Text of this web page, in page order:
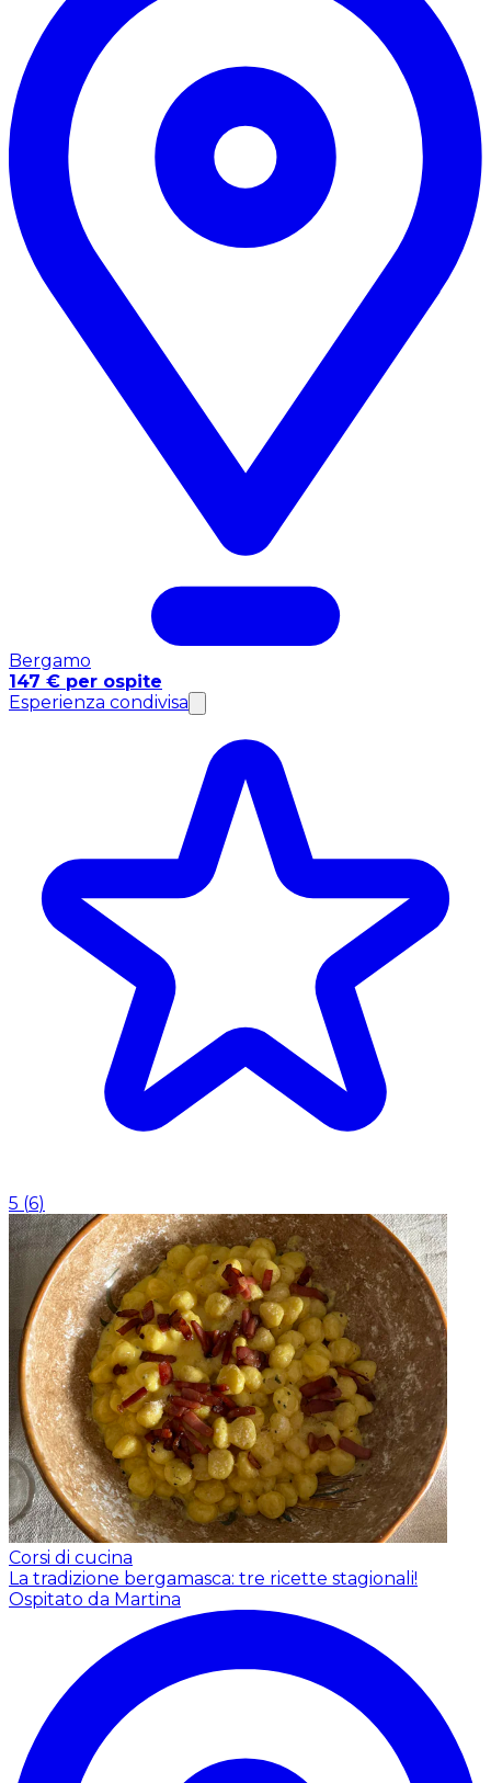
Bergamo
147 € per ospite
Esperienza condivisa
5 (6)
Corsi di cucina
La tradizione bergamasca: tre ricette stagionali!
Ospitato da Martina